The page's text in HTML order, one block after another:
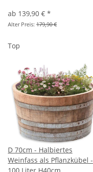
ab 139,90 € *
Alter Preis: 179,90 €
Top
D 70cm - Halbiertes
Weinfass als Pflanzkübel -